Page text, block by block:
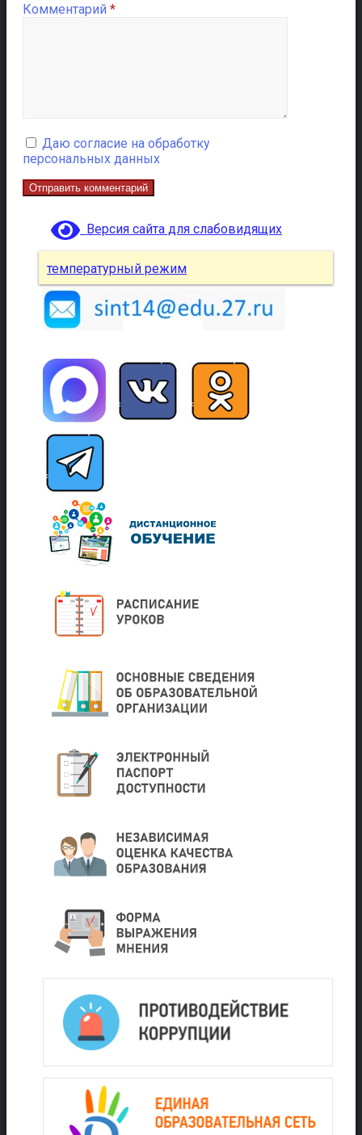
Комментарий *
Даю согласие на обработку
персональных данных
Версия сайта для слабовидящих
температурный режим